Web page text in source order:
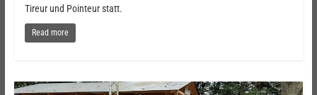
Tireur und Pointeur statt.
Read more